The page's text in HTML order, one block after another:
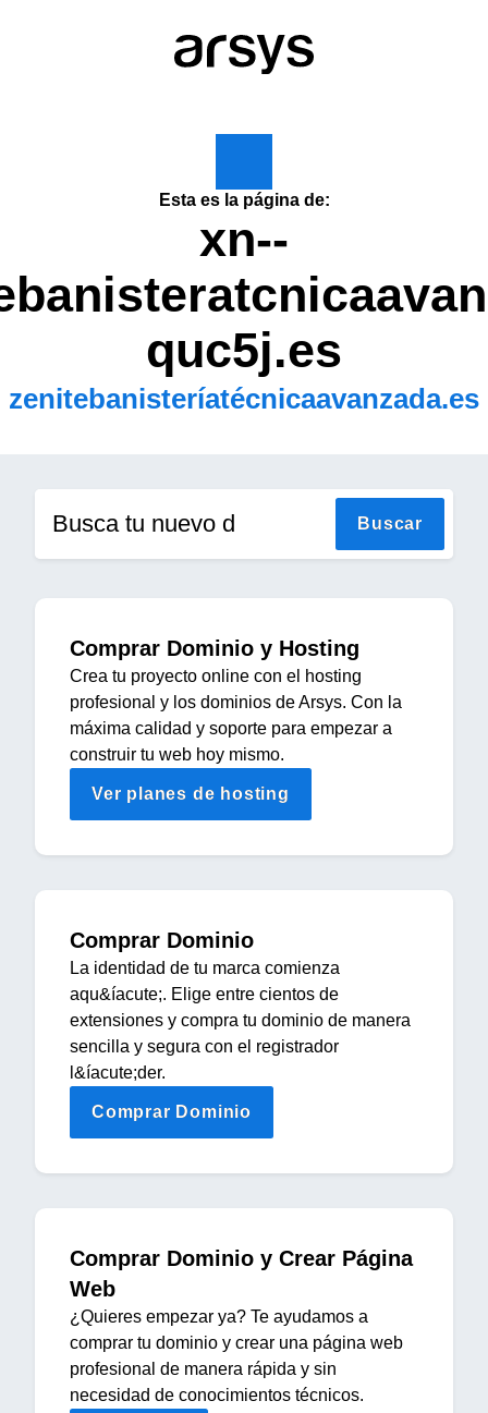
Esta es la página de:
xn--
quc5j.es
zenitebanisteríatécnicaavanzada.es
Busca tu nuevo domi Buscar
Comprar Dominio y Hosting
Crea tu proyecto online con el hosting
profesional y los dominios de Arsys. Con la
máxima calidad y soporte para empezar a
construir tu web hoy mismo.
Ver planes de hosting
Comprar Dominio
La identidad de tu marca comienza
aqu&íacute;. Elige entre cientos de
extensiones y compra tu dominio de manera
sencilla y segura con el registrador
l&íacute;der.
Comprar Dominio
Comprar Dominio y Crear Página
Web
¿Quieres empezar ya? Te ayudamos a
comprar tu dominio y crear una página web
profesional de manera rápida y sin
necesidad de conocimientos técnicos.